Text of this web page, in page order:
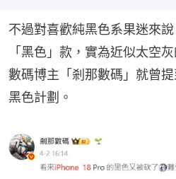
不過對喜歡純黑色系果迷來
「黑色」款，實為近似太空
數碼博主「剎那數碼」就曾
黑色計劃。